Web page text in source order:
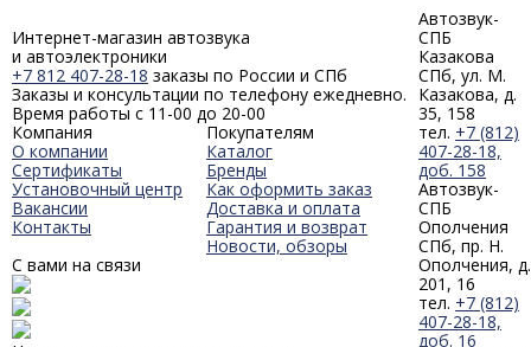
Интернет-магазин автозвука
и автоэлектроники
+7 812 407-28-18 заказы по России и СПб
Заказы и консультации по телефону ежедневно.
Время работы с 11-00 до 20-00
Компания
О компании
Сертификаты
Установочный центр
Вакансии
Контакты
Покупателям
Каталог
Бренды
Как оформить заказ
Доставка и оплата
Гарантия и возврат
Новости, обзоры
С вами на связи
Автозвук-
СПБ
Казакова
СПб, ул. М.
Казакова, д.
35, 158
тел. +7 (812)
407-28-18,
доб. 158
Автозвук-
СПБ
Ополчения
СПб, пр. Н.
Ополчения, д.
201, 16
тел. +7 (812)
407-28-18,
доб. 16